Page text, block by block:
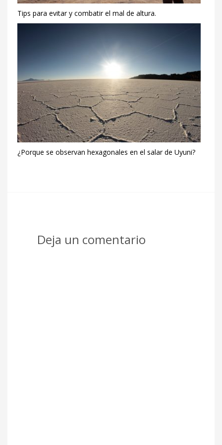
Tips para evitar y combatir el mal de altura.
¿Porque se observan hexagonales en el salar de Uyuni?
Deja un comentario